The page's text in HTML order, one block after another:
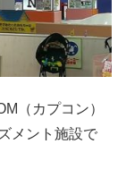
（カプコン）
メント施設で